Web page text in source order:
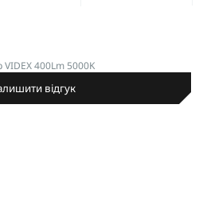
у кожному кроці!
VIDEX 400Lm 5000K
відгук